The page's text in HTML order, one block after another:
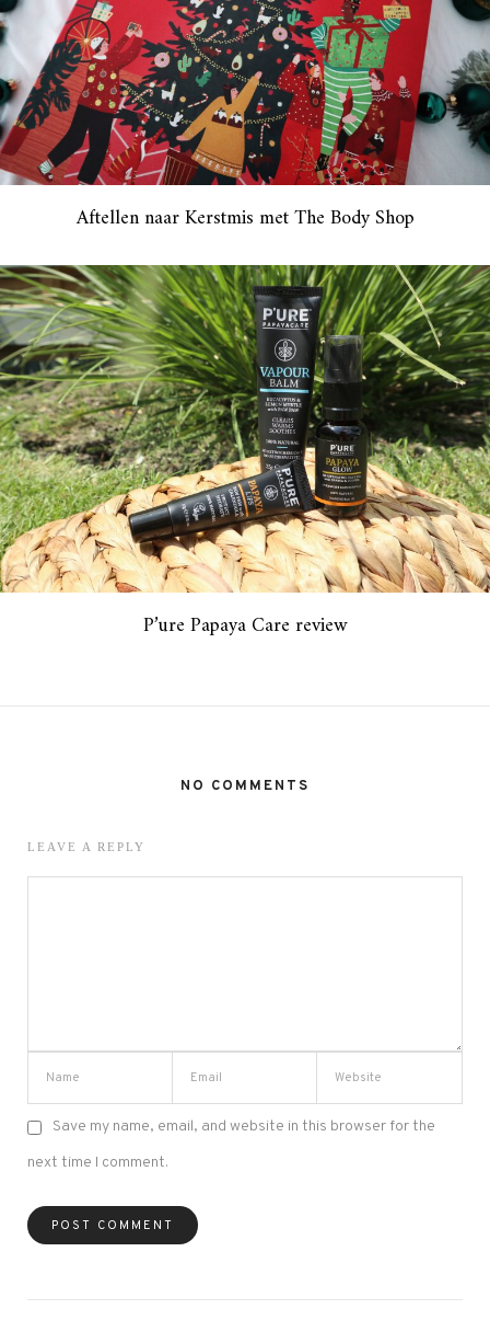
Aftellen naar Kerstmis met The Body Shop
P’ure Papaya Care review
NO COMMENTS
LEAVE A REPLY
Save my name, email, and website in this browser for the
next time I comment.